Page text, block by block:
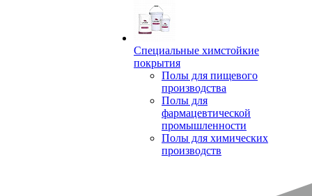
Специальные химстойкие
покрытия
Полы для пищевого
производства
Полы для
фармацевтической
промышленности
Полы для химических
производств